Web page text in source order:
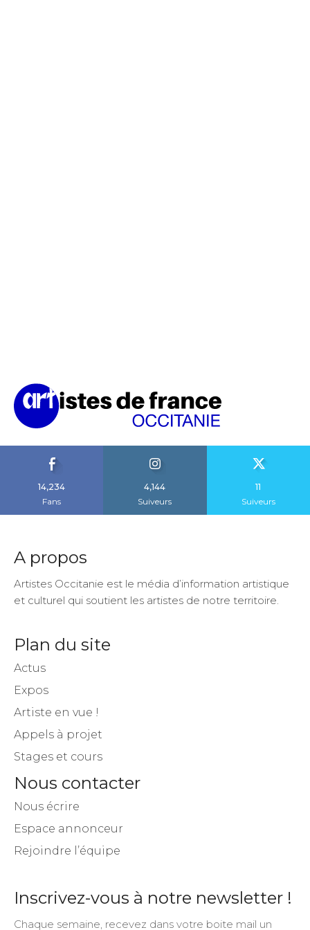
14,234
Fans
4,144
Suiveurs
11
Suiveurs
A propos
Artistes Occitanie est le média d’information artistique
et culturel qui soutient les artistes de notre territoire.
Plan du site
Actus
Expos
Artiste en vue !
Appels à projet
Stages et cours
Nous contacter
Nous écrire
Espace annonceur
Rejoindre l’équipe
Inscrivez-vous à notre newsletter !
Chaque semaine, recevez dans votre boite mail un